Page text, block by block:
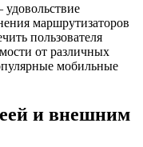
удовольствие
маршрутизаторов
пользователя
от различных
мобильные
и внешним